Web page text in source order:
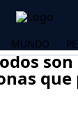
MUNDO